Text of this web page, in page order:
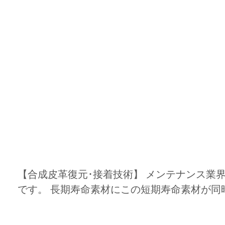
【合成皮革復元･接着技術】 メンテナンス
です。 長期寿命素材にこの短期寿命素材が